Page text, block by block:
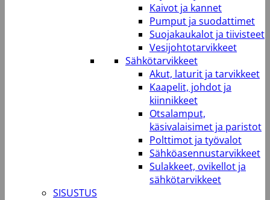
Kaivot ja kannet
Pumput ja suodattimet
Suojakaukalot ja tiivisteet
Vesijohtotarvikkeet
Sähkötarvikkeet
Akut, laturit ja tarvikkeet
Kaapelit, johdot ja
kiinnikkeet
Otsalamput,
käsivalaisimet ja paristot
Polttimot ja työvalot
Sähköasennustarvikkeet
Sulakkeet, ovikellot ja
sähkötarvikkeet
SISUSTUS